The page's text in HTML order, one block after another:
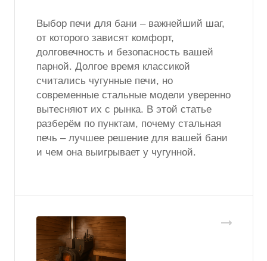
Выбор печи для бани – важнейший шаг,
от которого зависят комфорт,
долговечность и безопасность вашей
парной. Долгое время классикой
считались чугунные печи, но
современные стальные модели уверенно
вытесняют их с рынка. В этой статье
разберём по пунктам, почему стальная
печь – лучшее решение для вашей бани
и чем она выигрывает у чугунной.